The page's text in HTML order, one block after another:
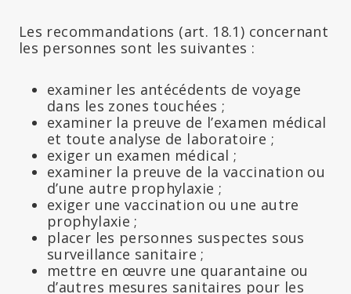
Les recommandations (art. 18.1) concernant
les personnes sont les suivantes :
examiner les antécédents de voyage
dans les zones touchées ;
examiner la preuve de l’examen médical
et toute analyse de laboratoire ;
exiger un examen médical ;
examiner la preuve de la vaccination ou
d’une autre prophylaxie ;
exiger une vaccination ou une autre
prophylaxie ;
placer les personnes suspectes sous
surveillance sanitaire ;
mettre en œuvre une quarantaine ou
d’autres mesures sanitaires pour les